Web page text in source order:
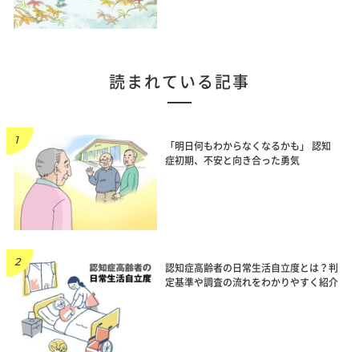
読まれている記事
「明日何もわからなくなるかも」 認知
症初期、不安と向き合った勇気
認知症高齢者の日常生活自立度とは？判
定基準や調査の流れをわかりやすく紹介